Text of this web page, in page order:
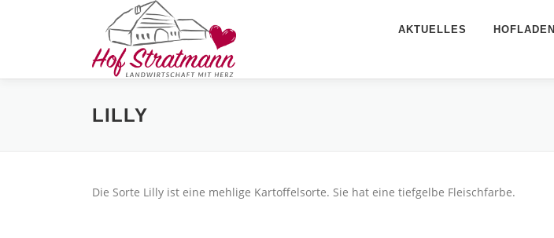
AKTUELLES HOFLADEN
LILLY
Die Sorte Lilly ist eine mehlige Kartoffelsorte. Sie hat eine tiefgelbe Fleischfarbe.